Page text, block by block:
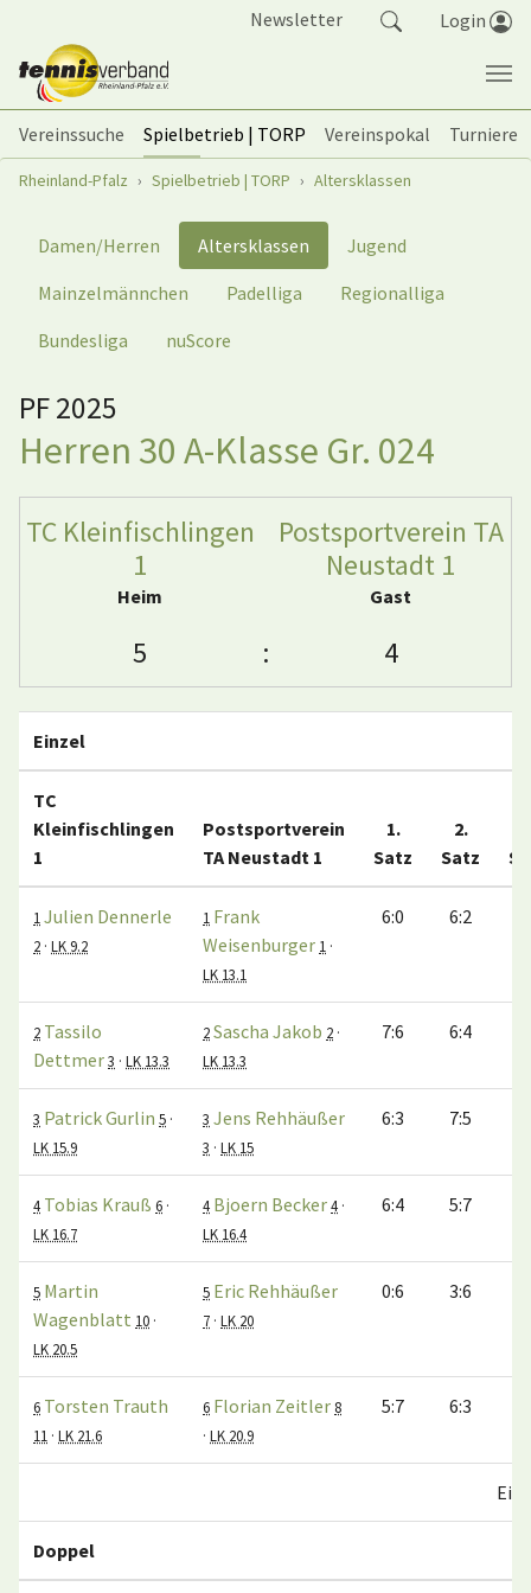
Newsletter Login
Vereinssuche Spielbetrieb | TORP Vereinspokal
Turniere
Sie sind hier:
Rheinland-Pfalz Spielbetrieb | TORP Altersklassen
Damen/Herren Altersklassen
Jugend
Mainzelmännchen
Padelliga
Regionalliga
Bundesliga
nuScore
PF 2025
Herren 30 A-Klasse Gr. 024
TC Kleinfischlingen
1
Heim
Postsportverein TA
Neustadt 1
Gast
5 : 4
Einzel
TC
Kleinfischlingen
1
Postsportverein
TA Neustadt 1
1.
Satz
2.
Satz
1 Julien Dennerle
2 · LK 9.2
1 Frank
Weisenburger 1 ·
LK 13.1
6:0 6:2
2 Tassilo
Dettmer3 · LK 13.3
2Sascha Jakob 2 ·
LK 13.3
7:6 6:4
3 Patrick Gurlin 5 ·
LK 15.9
3 Jens Rehhäußer
3 · LK 15
6:3 7:5
4 Tobias Krauß 6 ·
LK 16.7
4 Bjoern Becker4 ·
LK 16.4
6:4 5:7
5 Martin
Wagenblatt 10 ·
LK 20.5
5 Eric Rehhäußer
7 · LK 20
0:6 3:6
6 Torsten Trauth
11 · LK 21.6
6 Florian Zeitler 8
· LK 20.9
5:7 6:3
Doppel